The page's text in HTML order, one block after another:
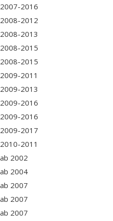
2007-2016
2008-2012
2008-2013
2008-2015
2008-2015
2009-2011
2009-2013
2009-2016
2009-2016
2009-2017
2010-2011
ab 2002
ab 2004
ab 2007
ab 2007
ab 2007